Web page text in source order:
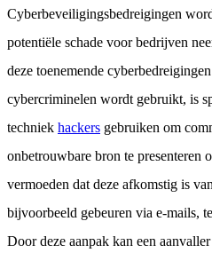
Cyberbeveiligingsbedreigingen
potentiële schade voor bedrijven
deze toenemende
cybercriminelen wordt gebruikt, is
techniek hackers gebruiken om
onbetrouwbare bron te presenteren
vermoeden dat deze afkomstig is
bijvoorbeeld gebeuren via e-mails,
Door deze aanpak kan een